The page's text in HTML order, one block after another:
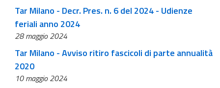
Tar Milano - Decr. Pres. n. 6 del 2024 - Udienze
feriali anno 2024
28 maggio 2024
Tar Milano - Avviso ritiro fascicoli di parte annualità
2020
10 maggio 2024